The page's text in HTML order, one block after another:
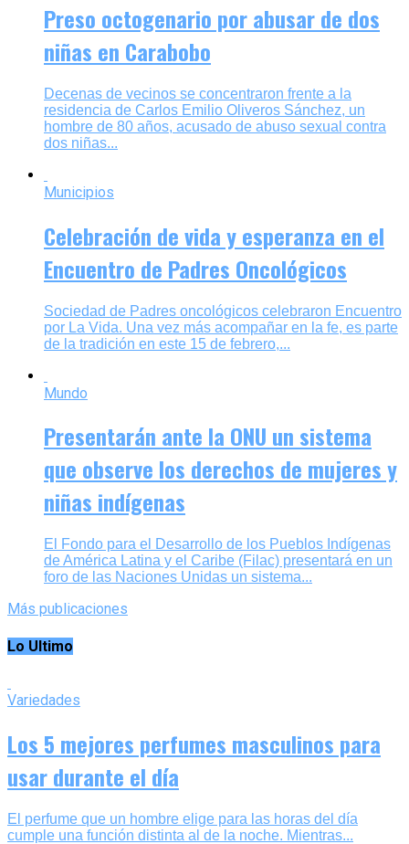
Preso octogenario por abusar de dos
niñas en Carabobo
Decenas de vecinos se concentraron frente a la
residencia de Carlos Emilio Oliveros Sánchez, un
hombre de 80 años, acusado de abuso sexual contra
dos niñas...
Municipios
Celebración de vida y esperanza en el
Encuentro de Padres Oncológicos
Sociedad de Padres oncológicos celebraron Encuentro
por La Vida. Una vez más acompañar en la fe, es parte
de la tradición en este 15 de febrero,...
Mundo
Presentarán ante la ONU un sistema
que observe los derechos de mujeres y
niñas indígenas
El Fondo para el Desarrollo de los Pueblos Indígenas
de América Latina y el Caribe (Filac) presentará en un
foro de las Naciones Unidas un sistema...
Más publicaciones
Lo Ultimo
Variedades
Los 5 mejores perfumes masculinos para
usar durante el día
El perfume que un hombre elige para las horas del día
cumple una función distinta al de la noche. Mientras...